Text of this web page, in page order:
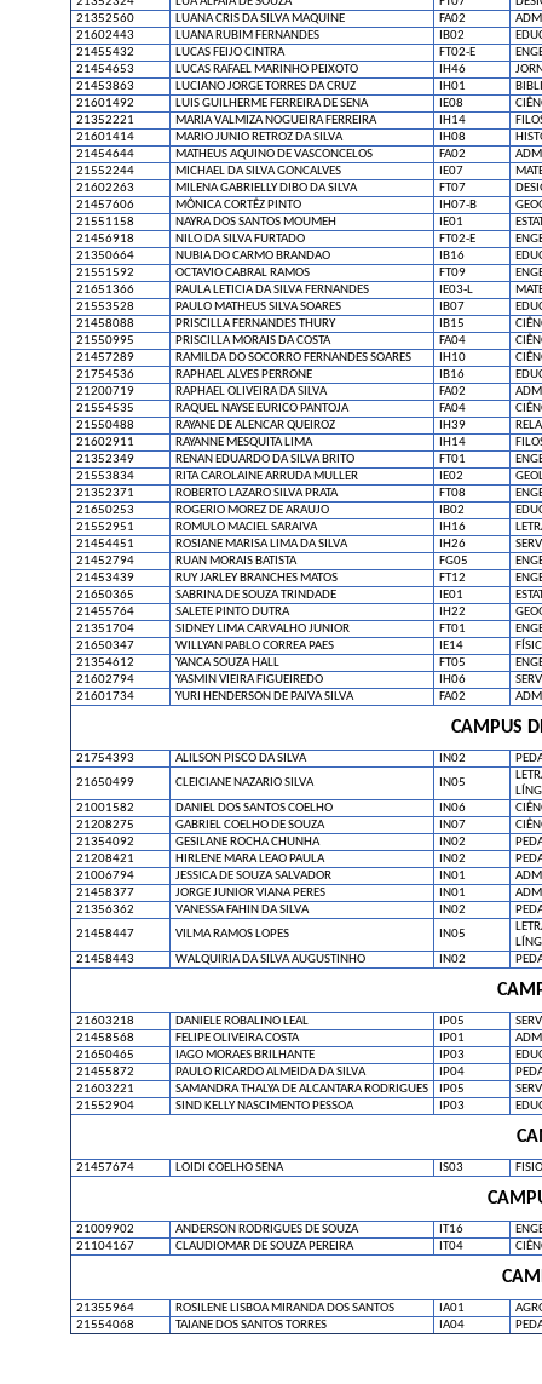
21352560
LUANA CRIS DA SILVA MAQUINE FA02
21602443
LUANA RUBIM FERNANDES IB02
21455432
LUCAS FEIJO CINTRA FT02-E
21454653
LUCAS RAFAEL MARINHO PEIXOTO IH46
21453863
LUCIANO JORGE TORRES DA CRUZ IH01
21601492
LUIS GUILHERME FERREIRA DE SENA IE08
21352221
MARIA VALMIZA NOGUEIRA FERREIRA IH14
21601414
MARIO JUNIO RETROZ DA SILVA IH08
21454644
MATHEUS AQUINO DE VASCONCELOS FA02
21552244
MICHAEL DA SILVA GONCALVES IE07
21602263
MILENA GABRIELLY DIBO DA SILVA FT07
21457606
MÔNICA CORTÊZ PINTO IH07-B
21551158
NAYRA DOS SANTOS MOUMEH IE01
21456918
NILO DA SILVA FURTADO FT02-E
21350664
NUBIA DO CARMO BRANDAO IB16
21551592
OCTAVIO CABRAL RAMOS FT09
21651366
PAULA LETICIA DA SILVA FERNANDES IE03-L
21553528
PAULO MATHEUS SILVA SOARES IB07
21458088
PRISCILLA FERNANDES THURY IB15
21550995
PRISCILLA MORAIS DA COSTA FA04
21457289
RAMILDA DO SOCORRO FERNANDES SOARES IH10
21754536
RAPHAEL ALVES PERRONE IB16
21200719
RAPHAEL OLIVEIRA DA SILVA FA02
21554535
RAQUEL NAYSE EURICO PANTOJA FA04
21550488
RAYANE DE ALENCAR QUEIROZ IH39
21602911
RAYANNE MESQUITA LIMA IH14
21352349
RENAN EDUARDO DA SILVA BRITO FT01
21553834
RITA CAROLAINE ARRUDA MULLER IE02
21352371
ROBERTO LAZARO SILVA PRATA FT08
21650253
ROGERIO MOREZ DE ARAUJO IB02
21552951
ROMULO MACIEL SARAIVA IH16
21454451
ROSIANE MARISA LIMA DA SILVA IH26
21452794
RUAN MORAIS BATISTA FG05
21453439
RUY JARLEY BRANCHES MATOS FT12
21650365
SABRINA DE SOUZA TRINDADE IE01
21455764
SALETE PINTO DUTRA IH22
21351704
SIDNEY LIMA CARVALHO JUNIOR FT01
21650347
WILLYAN PABLO CORREA PAES IE14
21354612
YANCA SOUZA HALL FT05
21602794
YASMIN VIEIRA FIGUEIREDO IH06
21601734
YURI HENDERSON DE PAIVA SILVA FA02
CAMPUS
21754393 ALILSON PISCO DA SILVA IN02
21650499
CLEICIANE NAZARIO SILVA IN05
21001582
DANIEL DOS SANTOS COELHO IN06
21208275
GABRIEL COELHO DE SOUZA IN07
21354092
GESILANE ROCHA CHUNHA IN02
21208421
HIRLENE MARA LEAO PAULA IN02
21006794
JESSICA DE SOUZA SALVADOR IN01
21458377
JORGE JUNIOR VIANA PERES IN01
21356362
VANESSA FAHIN DA SILVA IN02
21458447
VILMA RAMOS LOPES IN05
21458443
WALQUIRIA DA SILVA AUGUSTINHO IN02
21603218 DANIELE ROBALINO LEAL IP05
21458568
FELIPE OLIVEIRA COSTA IP01
21650465
IAGO MORAES BRILHANTE IP03
21455872
PAULO RICARDO ALMEIDA DA SILVA IP04
21603221
SAMANDRA THALYA DE ALCANTARA RODRIGUES IP05
21552904
SIND KELLY NASCIMENTO PESSOA IP03
21457674 LOIDI COELHO SENA IS03
21009902 ANDERSON RODRIGUES DE SOUZA IT16
21104167
CLAUDIOMAR DE SOUZA PEREIRA IT04
21355964 ROSILENE LISBOA MIRANDA DOS SANTOS IA01
21554068
TAIANE DOS SANTOS TORRES IA04